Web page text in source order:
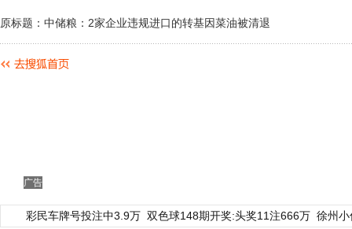
原标题：中储粮：2家企业违规进口的转基因菜油被清退
广告
彩民车牌号投注中3.9万 双色球148期开奖:头奖11注666万 徐州